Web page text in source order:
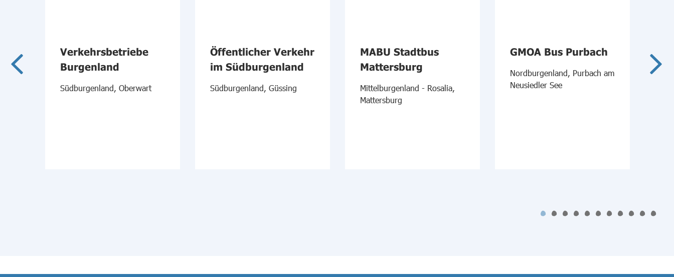
Verkehrsbetriebe
Burgenland
Südburgenland, Oberwart
Öffentlicher Verkehr
im Südburgenland
Südburgenland, Güssing
MABU Stadtbus
Mattersburg
Mittelburgenland - Rosalia,
Mattersburg
GMOA Bus Purbach
Nordburgenland, Purbach am
Neusiedler See